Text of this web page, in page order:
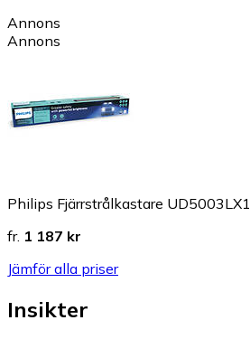
Annons
Annons
Philips Fjärrstrålkastare UD5003LX1
fr. 1 187 kr
Jämför alla priser
Insikter